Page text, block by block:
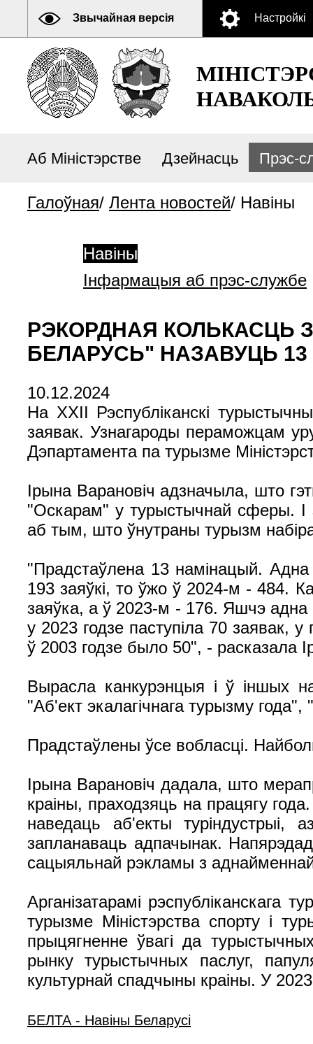
Звычайная версія Настройкі
Аб Міністэрстве Дзейнасць Прэс-
Галоўная/ Лента новостей/ Навіны
Навіны
Інфармацыя аб прэс-службе
РЭКОРДНАЯ КОЛЬКАСЦЬ
БЕЛАРУСЬ" НАЗАВУЦЬ
10.12.2024
На ХХІІ Рэспубліканскі
заявак. Узнагароды пераможцам
Дэпартамента па турызме
Ірына Варановіч адзначыла, што
"Оскарам" у турыстычнай сферы. І
аб тым, што ўнутраны турызм
"Прадстаўлена 13 намінацый.
193 заяўкі, то ўжо ў 2024-м - 484.
заяўка, а ў 2023-м - 176. Яшчэ адна
у 2023 годзе паступіла 70 заявак,
ў 2003 годзе было 50", - расказала
Вырасла канкурэнцыя і ў іншых
"Аб'ект экалагічнага турызму года",
Прадстаўлены ўсе вобласці.
Ірына Варановіч дадала, што
краіны, праходзяць на працягу
наведаць аб'екты
запланаваць адпачынак.
сацыяльнай рэкламы з
Арганізатарамі
турызме Міністэрства спорту і
прыцягненне ўвагі да
рынку турыстычных паслуг,
культурнай спадчыны краіны. У
БЕЛТА - Навiны Беларусi